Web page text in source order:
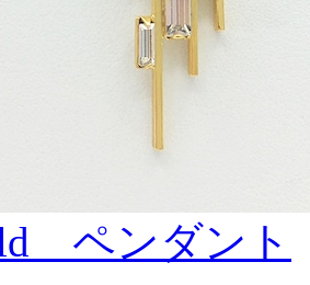
ペンダント